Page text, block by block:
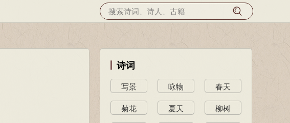
诗词
写景 咏物 春天
菊花 夏天 柳树